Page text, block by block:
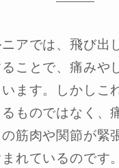
アでは、飛び出
ことで、痛みや
ます。しかしこ
ものではなく、
筋肉や関節が緊
れているのです。